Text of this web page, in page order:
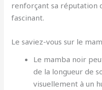
renforçant sa réputation
fascinant.
Le saviez-vous sur le
Le mamba noir
de la longueur de
visuellement à un